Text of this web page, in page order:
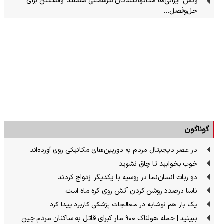
حل‌وفصل…
گوناگون
در عصر دیجیتال مردم به دوربین‌های مکانیکی روی آورده‌اند
خوب بخوابید تا چاق نشوید
دو ربات انسان‌نما در روسیه با یکدیگر ازدواج کردند
ناسا درصدد روشن کردن آتش روی کره ماه است
یک بار هم نوشابه در معالجات پزشکی کاربرد پیدا کرد
ببینید | حمله هولناک ۹۰۰ مار کبرای قاتل به ساکنان مردم چین